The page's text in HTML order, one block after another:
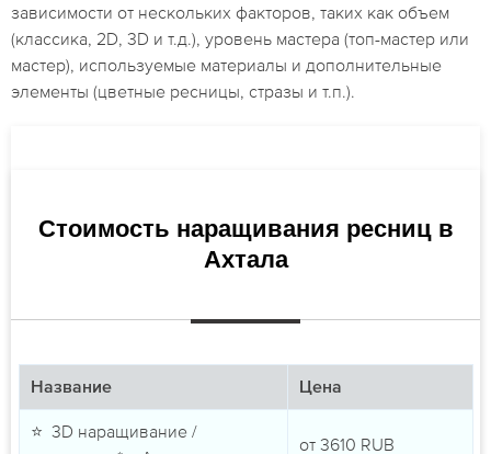
зависимости от нескольких факторов, таких как объем
(классика, 2D, 3D и т.д.), уровень мастера (топ-мастер или
мастер), используемые материалы и дополнительные
элементы (цветные ресницы, стразы и т.п.).
Стоимость наращивания ресниц в
Ахтала
Название Цена
⭐ 3D наращивание /
от 3610 RUB